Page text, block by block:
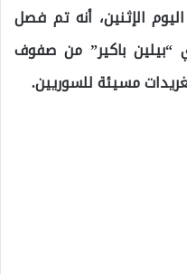
الإثنين، أنه تم فصل
“بيلين باكير” من صفوف
مسيئة للسوريين.